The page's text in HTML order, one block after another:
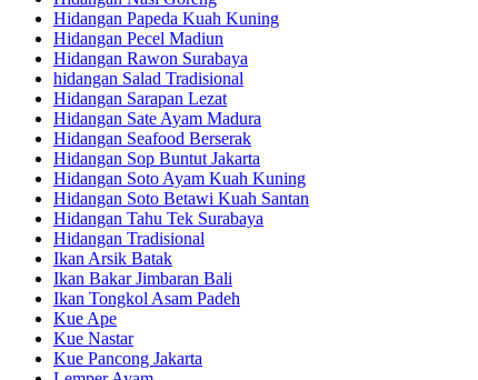
Hidangan Papeda Kuah Kuning
Hidangan Pecel Madiun
Hidangan Rawon Surabaya
hidangan Salad Tradisional
Hidangan Sarapan Lezat
Hidangan Sate Ayam Madura
Hidangan Seafood Berserak
Hidangan Sop Buntut Jakarta
Hidangan Soto Ayam Kuah Kuning
Hidangan Soto Betawi Kuah Santan
Hidangan Tahu Tek Surabaya
Hidangan Tradisional
Ikan Arsik Batak
Ikan Bakar Jimbaran Bali
Ikan Tongkol Asam Padeh
Kue Ape
Kue Nastar
Kue Pancong Jakarta